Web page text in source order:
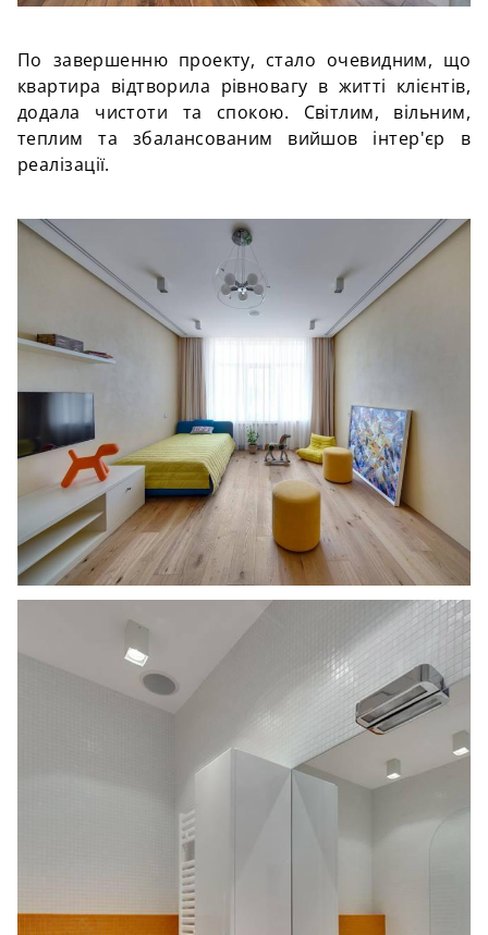
По завершенню проекту, стало очевидним, що
квартира відтворила рівновагу в житті клієнтів,
додала чистоти та спокою. Світлим, вільним,
теплим та збалансованим вийшов інтер'єр в
реалізації.